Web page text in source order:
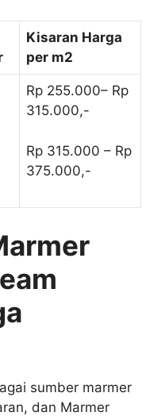
Kisaran Harga
per m2
Rp 255.000– Rp
315.000,-
Rp 315.000 – Rp
375.000,-
sumber marmer
dan Marmer